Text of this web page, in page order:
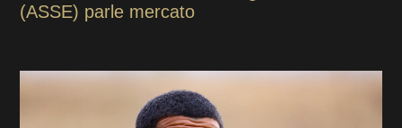
(ASSE) parle mercato